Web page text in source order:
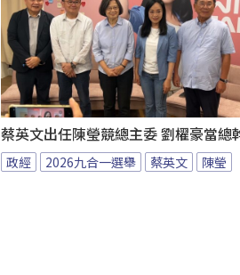
蔡英文出任陳瑩競總主委 劉櫂豪當總
政經 2026九合一選舉 蔡英文 陳瑩